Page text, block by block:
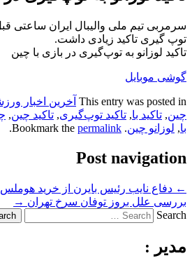
سرمربی تیم ملی والیبال ایران ساعتی
توپ گیری تاکید زیادی داشت.
تاکید لوزانو به توپ‌گیری در بازی با چین
گوشی موبایل
This entry was posted in آخرین اخبار
چین, تاکید با, تاکید توپ‌گیری, تاکید چین,
با, لوزانو چین. Bookmark the
permalink
.
Post navigation
← دفاع نایب رئیس بایرن از خرید هوملس
بررسی علل بروز توفان سرخ تهران →
Search
مدیر :